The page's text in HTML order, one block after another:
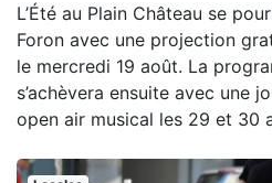
L’Été au Plain Château se
Foron avec une projection
le mercredi 19 août. La
s’achèvera ensuite avec une
open air musical les 29 et 30